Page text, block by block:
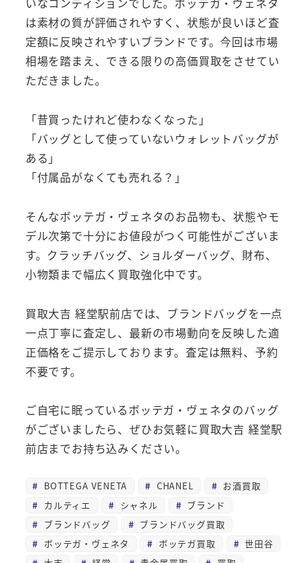
は素材の質が評価されやすく、状態が良いほど査
定額に反映されやすいブランドです。今回は市場
相場を踏まえ、できる限りの高価買取をさせてい
ただきました。
「昔買ったけれど使わなくなった」
「バッグとして使っていないウォレットバッグが
ある」
「付属品がなくても売れる？」
そんなボッテガ・ヴェネタのお品物も、状態やモ
デル次第で十分にお値段がつく可能性がございま
す。クラッチバッグ、ショルダーバッグ、財布、
小物類まで幅広く買取強化中です。
買取大吉 経堂駅前店では、ブランドバッグを一点
一点丁寧に査定し、最新の市場動向を反映した適
正価格をご提示しております。査定は無料、予約
不要です。
ご自宅に眠っているボッテガ・ヴェネタのバッグ
がございましたら、ぜひお気軽に買取大吉 経堂駅
前店までお持ち込みください。
BOTTEGA VENETA CHANEL
お酒買取
カルティエ
シャネル
ブランド
ブランドバッグ
ブランドバッグ買取
ボッテガ・ヴェネタ
ボッテガ買取
世田谷